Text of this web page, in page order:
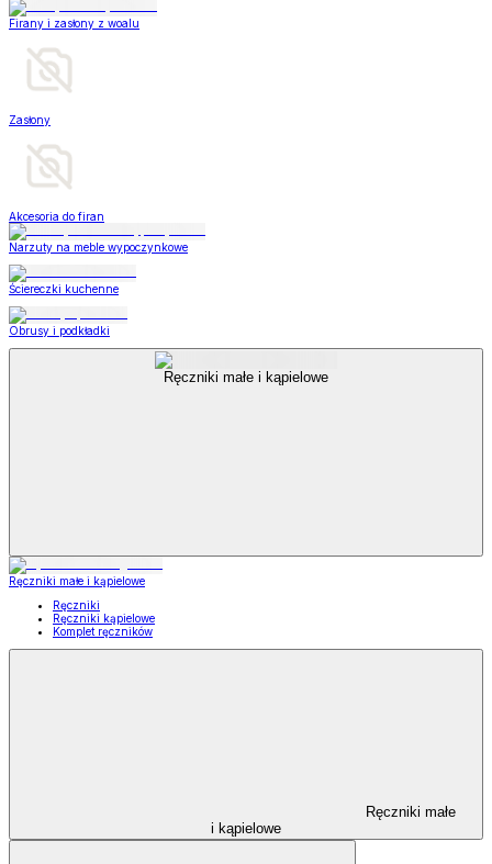
Firany i zasłony z woalu
Zasłony
Akcesoria do firan
Narzuty na meble wypoczynkowe
Ściereczki kuchenne
Obrusy i podkładki
Ręczniki małe i kąpielowe
Ręczniki małe i kąpielowe
Ręczniki
Ręczniki kąpielowe
Komplet ręczników
Ręczniki małe
i kąpielowe